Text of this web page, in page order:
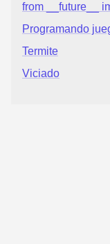
from __future__
Programando
Termite
Viciado